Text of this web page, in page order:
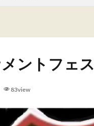
ントフェ
83view